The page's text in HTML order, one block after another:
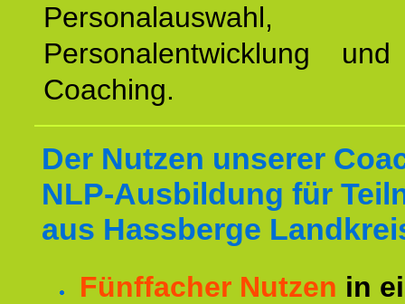
Personalauswahl,
Personalentwicklung
Coaching.
Der Nutzen unserer
NLP-Ausbildung für
aus Hassberge
Fünffacher Nutzen in